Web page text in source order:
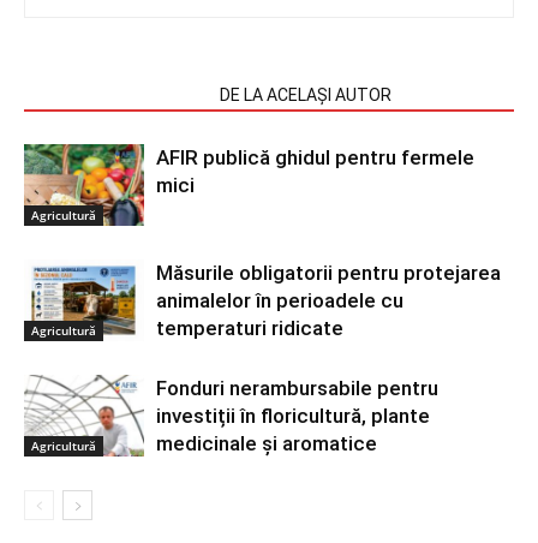
DE LA ACELAȘI AUTOR
Agricultură
AFIR publică ghidul pentru fermele
mici
Agricultură
Măsurile obligatorii pentru protejarea
animalelor în perioadele cu
temperaturi ridicate
Agricultură
Fonduri nerambursabile pentru
investiții în floricultură, plante
medicinale și aromatice